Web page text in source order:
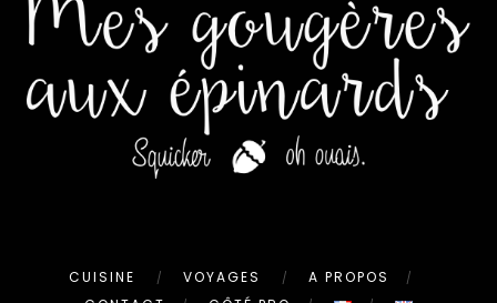
CUISINE VOYAGES
A PROPOS